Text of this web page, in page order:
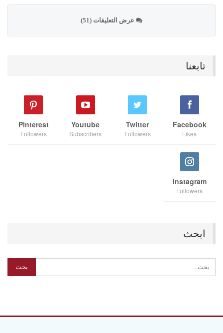
عرض التعليقات (51)
تابعنا
Facebook
Likes
Twitter
Followers
Youtube
Subscribers
Pinterest
Followers
Instagram
Followers
ابحث